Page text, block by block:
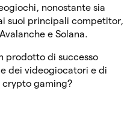
nonostante sia
suoi principali competitor,
e Solana.
prodotto di successo
dei videogiocatori e di
crypto gaming?